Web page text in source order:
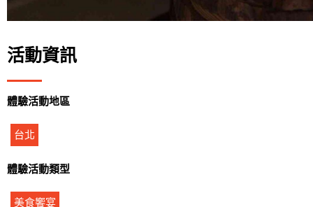
活動資訊
體驗活動地區
台北
體驗活動類型
美食饗宴